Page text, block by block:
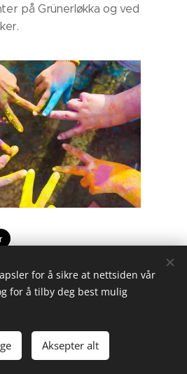
på Grünerløkka og ved
MNFKUT/MNFP/ kreativ
for å sikre at nettsiden vår
for å tilby deg best mulig
Aksepter alt